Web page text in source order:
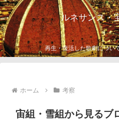
ルネサンス・
再生・復活した歌劇につい
ホーム 考察
宙組・雪組から見るブ